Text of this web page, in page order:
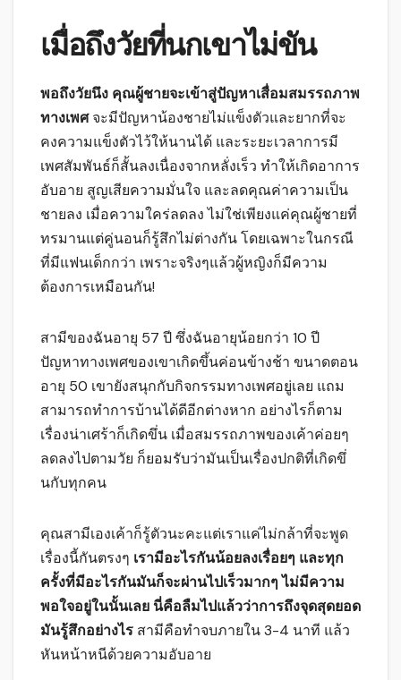
เมื่อถึงวัยที่นกเขาไม่ขัน
พอถึงวัยนึง คุณผู้ชายจะเข้าสู่ปัญหาเสื่อมสมรรถภาพ
ทางเพศจะมีปัญหาน้องชายไม่แข็งตัวและยากที่จะ
คงความแข็งตัวไว้ให้นานได้ และระยะเวลาการมี
เพศสัมพันธ์ก็สั้นลงเนื่องจากหลั่งเร็ว ทำให้เกิดอาการ
อับอาย สูญเสียความมั่นใจ และลดคุณค่าความเป็น
ชายลง เมื่อความใคร่ลดลง ไม่ใช่เพียงแค่คุณผู้ชายที่
ทรมานแต่คู่นอนก็รู้สึกไม่ต่างกัน โดยเฉพาะในกรณี
ที่มีแฟนเด็กกว่า เพราะจริงๆแล้วผู้หญิงก็มีความ
ต้องการเหมือนกัน!
สามีของฉันอายุ 57 ปี ซึ่งฉันอายุน้อยกว่า 10 ปี
ปัญหาทางเพศของเขาเกิดขึ้นค่อนข้างช้า ขนาดตอน
อายุ 50 เขายังสนุกกับกิจกรรมทางเพศอยู่เลย แถม
สามารถทำการบ้านได้ดีอีกต่างหาก อย่างไรก็ตาม
เรื่องน่าเศร้าก็เกิดขึ่น เมื่อสมรรถภาพของเค้าค่อยๆ
ลดลงไปตามวัย ก็ยอมรับว่ามันเป็นเรื่องปกติที่เกิดขึ่
นกับทุกคน
คุณสามีเองเค้าก็รู้ตัวนะคะแต่เราแค่ไม่กล้าที่จะพูด
เรื่องนี้กันตรงๆ เรามีอะไรกันน้อยลงเรื่อยๆ และทุก
ครั้งที่มีอะไรกันมันก็จะผ่านไปเร็วมากๆ ไม่มีความ
พอใจอยู่ในนั้นเลย นี่คือลืมไปแล้วว่าการถึงจุดสุดยอด
มันรู้สึกอย่างไร สามีคือทำจบภายใน 3-4 นาที แล้ว
หันหน้าหนีด้วยความอับอาย